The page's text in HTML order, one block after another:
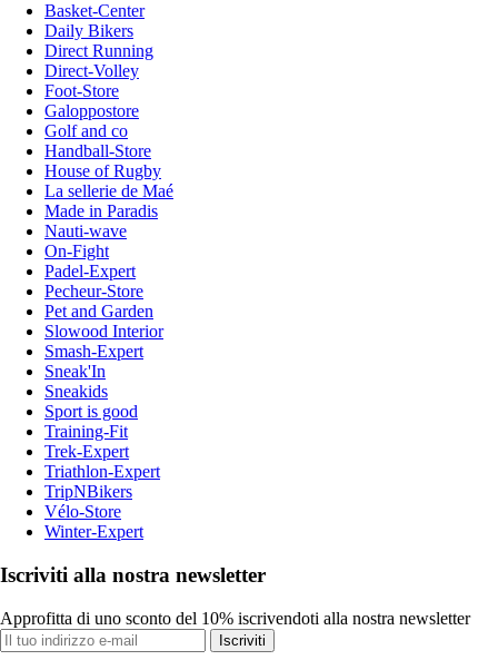
Basket-Center
Daily Bikers
Direct Running
Direct-Volley
Foot-Store
Galoppostore
Golf and co
Handball-Store
House of Rugby
La sellerie de Maé
Made in Paradis
Nauti-wave
On-Fight
Padel-Expert
Pecheur-Store
Pet and Garden
Slowood Interior
Smash-Expert
Sneak'In
Sneakids
Sport is good
Training-Fit
Trek-Expert
Triathlon-Expert
TripNBikers
Vélo-Store
Winter-Expert
Iscriviti alla nostra newsletter
Approfitta di uno sconto del 10% iscrivendoti alla nostra newsletter
Iscriviti